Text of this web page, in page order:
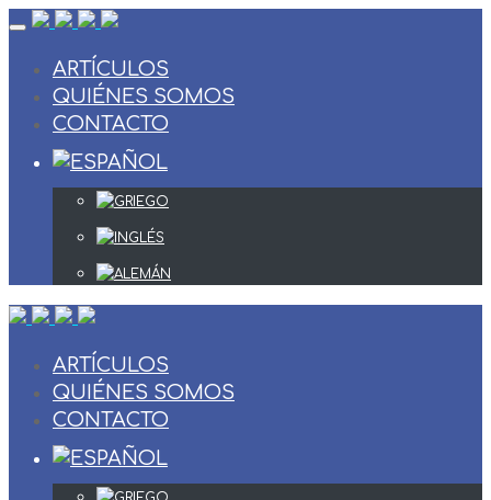
Skip
contentARTÍCULOS
QUIÉNES SOMOS
CONTACTO
ARTÍCULOS
QUIÉNES SOMOS
CONTACTO